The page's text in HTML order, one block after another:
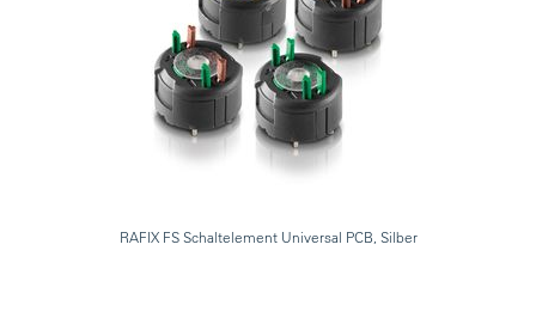
RAFIX FS Schaltelement Universal PCB, Silber